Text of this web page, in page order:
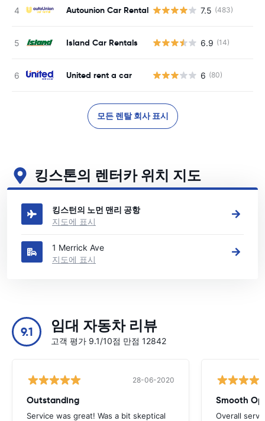
Autounion Car Rental 7.5 (483)
Island Car Rentals 6.9 (14)
United rent a car 6 (80)
모든 렌탈 회사 표시
킹스톤의 렌터카 위치 지도
킹스톤의 주요 렌터카 영업소 보기
킹스턴의 노먼 맨리 공항
지도에 표시
1 Merrick Ave
지도에 표시
9.1 임대 자동차 리뷰
고객 평가 9.1/10점 만점 12842
28-06-2020
Outstanding
Service was great! Was a bit skeptical
Smooth
Overall